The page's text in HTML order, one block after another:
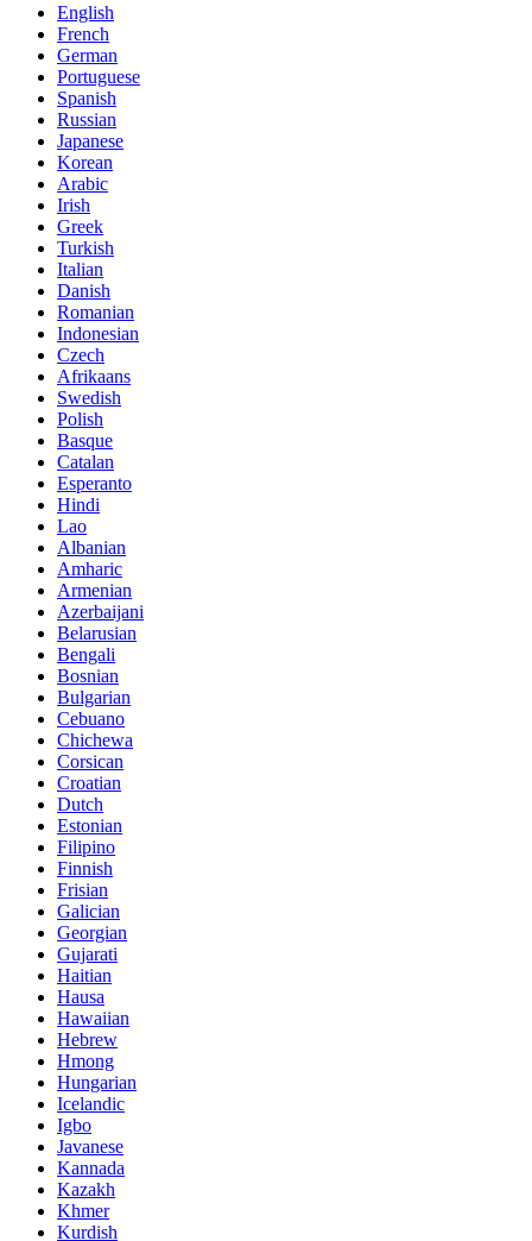
English
French
German
Portuguese
Spanish
Russian
Japanese
Korean
Arabic
Irish
Greek
Turkish
Italian
Danish
Romanian
Indonesian
Czech
Afrikaans
Swedish
Polish
Basque
Catalan
Esperanto
Hindi
Lao
Albanian
Amharic
Armenian
Azerbaijani
Belarusian
Bengali
Bosnian
Bulgarian
Cebuano
Chichewa
Corsican
Croatian
Dutch
Estonian
Filipino
Finnish
Frisian
Galician
Georgian
Gujarati
Haitian
Hausa
Hawaiian
Hebrew
Hmong
Hungarian
Icelandic
Igbo
Javanese
Kannada
Kazakh
Khmer
Kurdish